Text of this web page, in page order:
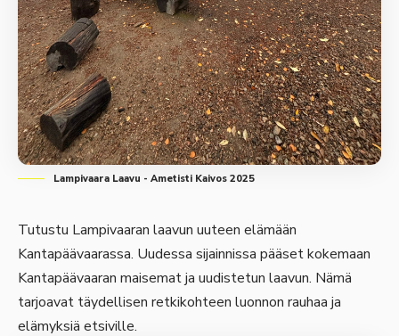
Lampivaara Laavu - Ametisti Kaivos 2025
Tutustu Lampivaaran laavun uuteen elämään
Kantapäävaarassa. Uudessa sijainnissa pääset kokemaan
Kantapäävaaran maisemat ja uudistetun laavun. Nämä
tarjoavat täydellisen retkikohteen luonnon rauhaa ja
elämyksiä etsiville.